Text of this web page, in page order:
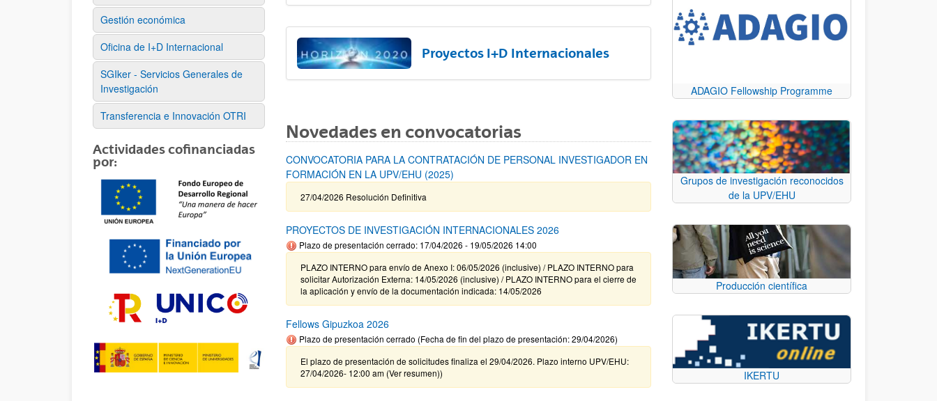
Gestión económica
Oficina de I+D Internacional
SGIker - Servicios Generales de
Investigación
Transferencia e Innovación OTRI
Actividades cofinanciadas
por:
Proyectos I+D Internacionales
Novedades en convocatorias
CONVOCATORIA PARA LA CONTRATACIÓN DE PERSONAL INVESTIGADOR EN
FORMACIÓN EN LA UPV/EHU (2025)
27/04/2026 Resolución Definitiva
PROYECTOS DE INVESTIGACIÓN INTERNACIONALES 2026
Plazo de presentación cerrado: 17/04/2026 - 19/05/2026 14:00
PLAZO INTERNO para envío de Anexo I: 06/05/2026 (inclusive) / PLAZO INTERNO para
solicitar Autorización Externa: 14/05/2026 (inclusive) / PLAZO INTERNO para el cierre de
la aplicación y envío de la documentación indicada: 14/05/2026
Fellows Gipuzkoa 2026
Plazo de presentación cerrado (Fecha de fin del plazo de presentación: 29/04/2026)
El plazo de presentación de solicitudes finaliza el 29/04/2026. Plazo interno UPV/EHU:
27/04/2026- 12:00 am (Ver resumen))
ADAGIO Fellowship Programme
Grupos de investigación reconocidos
de la UPV/EHU
Producción científica
IKERTU